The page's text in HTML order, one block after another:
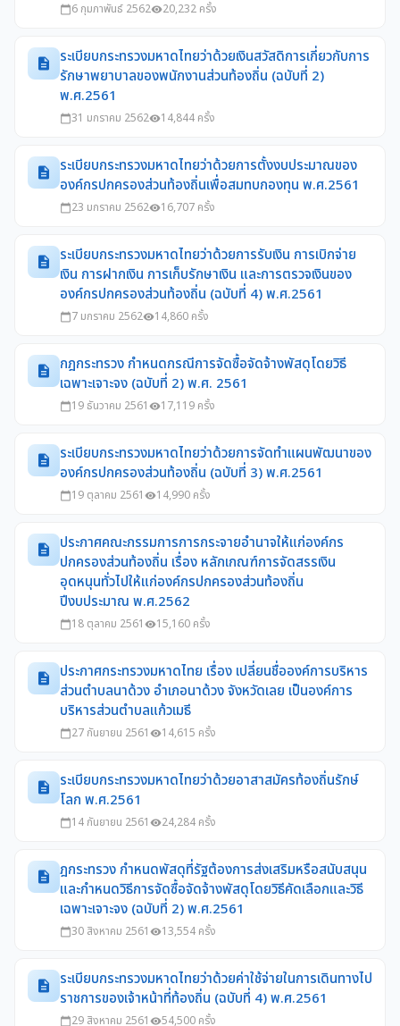
calendar_today6 กุมภาพันธ์ 2562visibility20,232 ครั้ง
description
ระเบียบกระทรวงมหาดไทยว่าด้วยเงินสวัสดิการเกี่ยวกับการ
รักษาพยาบาลของพนักงานส่วนท้องถิ่น (ฉบับที่ 2)
พ.ศ.2561
calendar_today31 มกราคม 2562visibility14,844 ครั้ง
description
ระเบียบกระทรวงมหาดไทยว่าด้วยการตั้งงบประมาณของ
องค์กรปกครองส่วนท้องถิ่นเพื่อสมทบกองทุน พ.ศ.2561
calendar_today23 มกราคม 2562visibility16,707 ครั้ง
description
ระเบียบกระทรวงมหาดไทยว่าด้วยการรับเงิน การเบิกจ่าย
เงิน การฝากเงิน การเก็บรักษาเงิน และการตรวจเงินของ
องค์กรปกครองส่วนท้องถิ่น (ฉบับที่ 4) พ.ศ.2561
calendar_today7 มกราคม 2562visibility14,860 ครั้ง
description
กฎกระทรวง กำหนดกรณีการจัดซื้อจัดจ้างพัสดุโดยวิธี
เฉพาะเจาะจง (ฉบับที่ 2) พ.ศ. 2561
calendar_today19 ธันวาคม 2561 visibility17,119 ครั้ง
description
ระเบียบกระทรวงมหาดไทยว่าด้วยการจัดทำแผนพัฒนาของ
องค์กรปกครองส่วนท้องถิ่น (ฉบับที่ 3) พ.ศ.2561
calendar_today19 ตุลาคม 2561 visibility14,990 ครั้ง
description
ประกาศคณะกรรมการการกระจายอำนาจให้แก่องค์กร
ปกครองส่วนท้องถิ่น เรื่อง หลักเกณฑ์การจัดสรรเงิน
อุดหนุนทั่วไปให้แก่องค์กรปกครองส่วนท้องถิ่น
ปีงบประมาณ พ.ศ.2562
calendar_today18 ตุลาคม 2561 visibility15,160 ครั้ง
description
ประกาศกระทรวงมหาดไทย เรื่อง เปลี่ยนชื่อองค์การบริหาร
ส่วนตำบลนาด้วง อำเภอนาด้วง จังหวัดเลย เป็นองค์การ
บริหารส่วนตำบลแก้วเมธี
calendar_today27 กันยายน 2561 visibility14,615 ครั้ง
description
ระเบียบกระทรวงมหาดไทยว่าด้วยอาสาสมัครท้องถิ่นรักษ์
โลก พ.ศ.2561
calendar_today14 กันยายน 2561 visibility24,284 ครั้ง
description
ฎกระทรวง กำหนดพัสดุที่รัฐต้องการส่งเสริมหรือสนับสนุน
และกำหนดวิธีการจัดซื้อจัดจ้างพัสดุโดยวิธีคัดเลือกและวิธี
เฉพาะเจาะจง (ฉบับที่ 2) พ.ศ.2561
calendar_today30 สิงหาคม 2561 visibility13,554 ครั้ง
description
ระเบียบกระทรวงมหาดไทยว่าด้วยค่าใช้จ่ายในการเดินทางไป
ราชการของเจ้าหน้าที่ท้องถิ่น (ฉบับที่ 4) พ.ศ.2561
calendar_today29 สิงหาคม 2561 visibility54,500 ครั้ง